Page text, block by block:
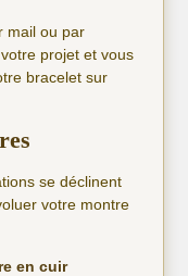
mail ou par
projet et vous
bracelet sur
se déclinent
votre montre
en cuir